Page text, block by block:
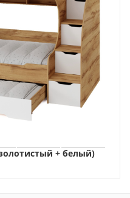
+ белый)